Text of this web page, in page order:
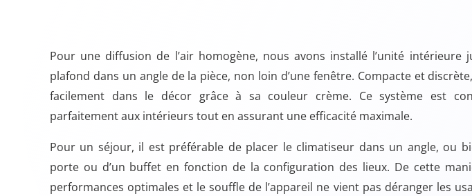
Pour une diffusion de l’air homogène, nous avons installé l’unité intérieure
plafond dans un angle de la pièce, non loin d’une fenêtre. Compacte et
facilement dans le décor grâce à sa couleur crème. Ce système est
parfaitement aux intérieurs tout en assurant une efficacité maximale.
Pour un séjour, il est préférable de placer le climatiseur dans un angle, ou
porte ou d’un buffet en fonction de la configuration des lieux. De cette
performances optimales et le souffle de l’appareil ne vient pas déranger les